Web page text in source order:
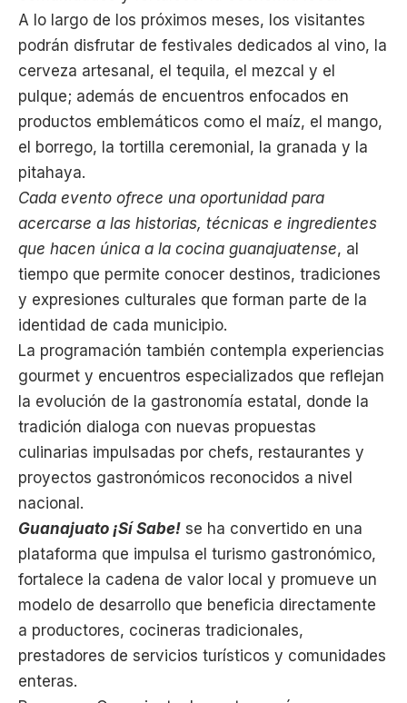
A lo largo de los próximos meses, los visitantes
podrán disfrutar de festivales dedicados al vino, la
cerveza artesanal, el tequila, el mezcal y el
pulque; además de encuentros enfocados en
productos emblemáticos como el maíz, el mango,
el borrego, la tortilla ceremonial, la granada y la
pitahaya.
Cada evento ofrece una oportunidad para
acercarse a las historias, técnicas e ingredientes
que hacen única a la cocina guanajuatense, al
tiempo que permite conocer destinos, tradiciones
y expresiones culturales que forman parte de la
identidad de cada municipio.
La programación también contempla experiencias
gourmet y encuentros especializados que reflejan
la evolución de la gastronomía estatal, donde la
tradición dialoga con nuevas propuestas
culinarias impulsadas por chefs, restaurantes y
proyectos gastronómicos reconocidos a nivel
nacional.
Guanajuato ¡Sí Sabe! se ha convertido en una
plataforma que impulsa el turismo gastronómico,
fortalece la cadena de valor local y promueve un
modelo de desarrollo que beneficia directamente
a productores, cocineras tradicionales,
prestadores de servicios turísticos y comunidades
enteras.